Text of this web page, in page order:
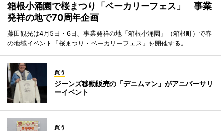
箱根小涌園で桜まつり「ベーカリーフェス」 事業
発祥の地で70周年企画
藤田観光は4月5日・6日、事業発祥の地「箱根小涌園」（箱根町）で春
の地域イベント「桜まつり・ベーカリーフェス」を開催する。
買う
ジーンズ移動販売の「デニムマン」がアニバーサリ
ーイベント
買う